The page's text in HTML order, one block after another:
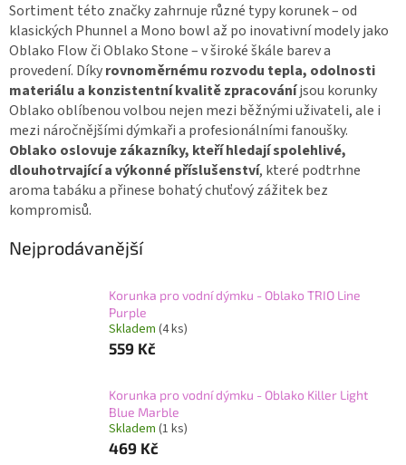
Sortiment této značky zahrnuje různé typy korunek – od
klasických Phunnel a Mono bowl až po inovativní modely jako
Oblako Flow či Oblako Stone – v široké škále barev a
provedení. Díkyrovnoměrnému rozvodu tepla, odolnosti
materiálu a konzistentní kvalitě zpracováníjsou korunky
Oblako oblíbenou volbou nejen mezi běžnými uživateli, ale i
mezi náročnějšími dýmkaři a profesionálními fanoušky.
Oblako oslovuje zákazníky, kteří hledají spolehlivé,
dlouhotrvající a výkonné příslušenství, které podtrhne
aroma tabáku a přinese bohatý chuťový zážitek bez
kompromisů.
Nejprodávanější
Korunka pro vodní dýmku - Oblako TRIO Line
Purple
Skladem (4 ks)
559 Kč
Korunka pro vodní dýmku - Oblako Killer Light
Blue Marble
Skladem (1 ks)
469 Kč